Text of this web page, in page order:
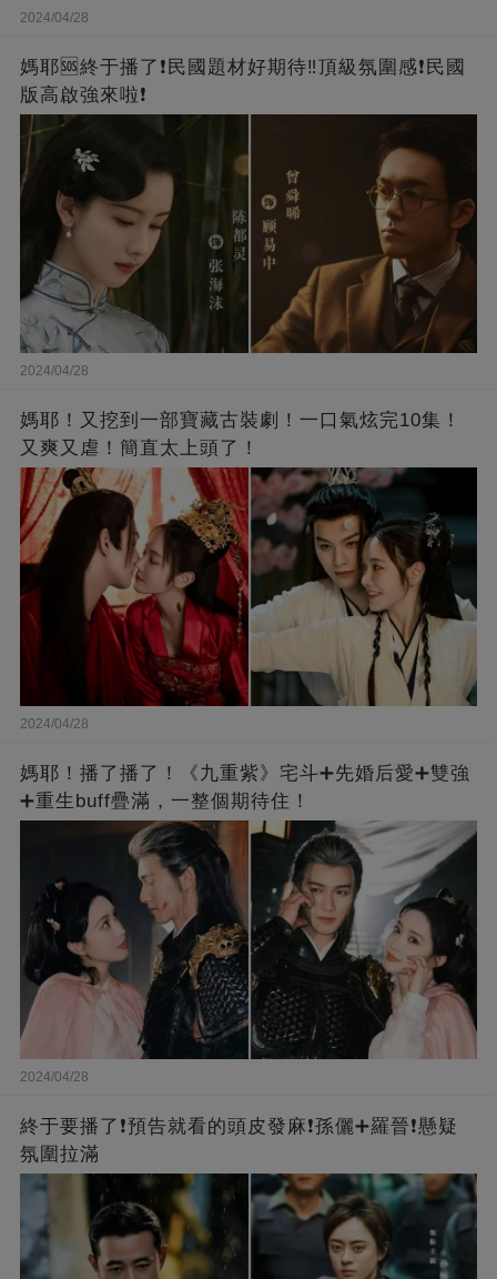
2024/04/28
媽耶🆘終于播了❗️民國題材好期待‼️頂級氛圍感❗️民國
版高啟強來啦❗
2024/04/28
媽耶！又挖到一部寶藏古裝劇！一口氣炫完10集！
又爽又虐！簡直太上頭了！
2024/04/28
媽耶！播了播了！《九重紫》宅斗➕先婚后愛➕雙強
➕重生buff疊滿，一整個期待住！
2024/04/28
終于要播了❗️預告就看的頭皮發麻❗️孫儷➕羅晉❗懸疑
氛圍拉滿